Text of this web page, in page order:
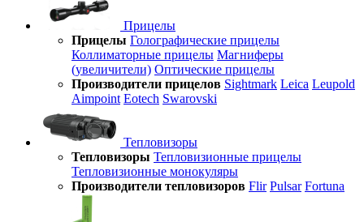
Прицелы
Прицелы Голографические прицелы
Коллиматорные прицелы Магниферы
(увеличители) Оптические прицелы
Производители прицелов Sightmark Leica Leupold
Aimpoint Eotech Swarovski
Тепловизоры
Тепловизоры Тепловизионные прицелы
Тепловизионные монокуляры
Производители тепловизоров Flir Pulsar Fortuna